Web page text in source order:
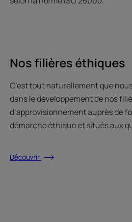
Nos filières éthiques
C’est tout naturellement que
dans le développement de nos
d’approvisionnement auprès de
démarche éthique et situés aux
Découvrir